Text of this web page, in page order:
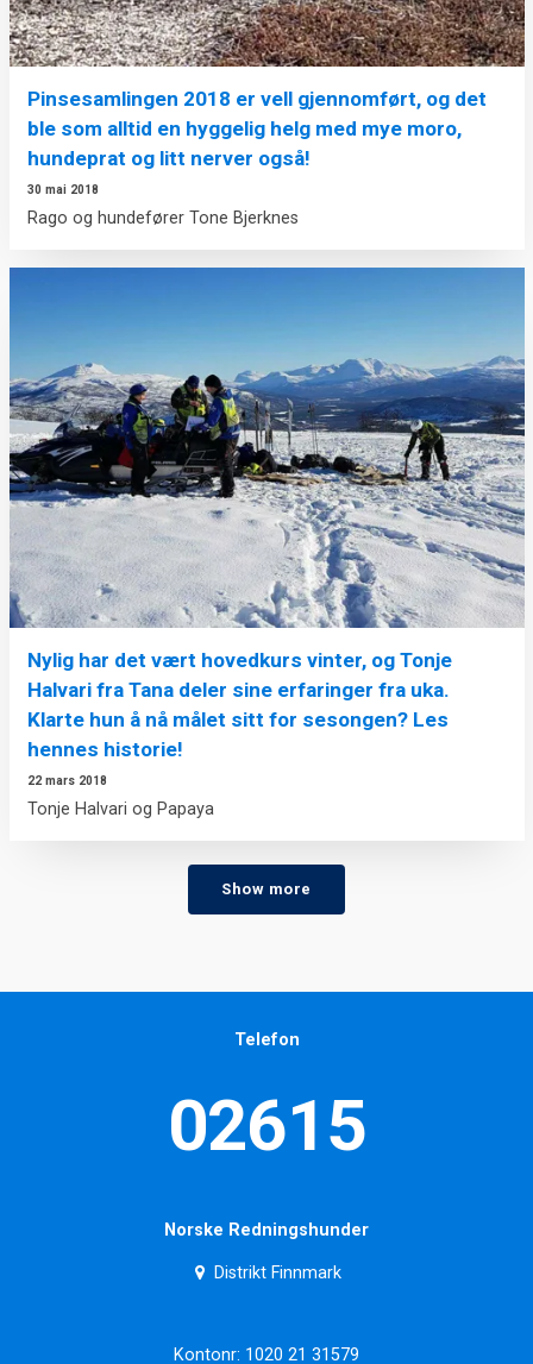
Pinsesamlingen 2018 er vell gjennomført, og det
ble som alltid en hyggelig helg med mye moro,
hundeprat og litt nerver også!
30 mai 2018
Rago og hundefører Tone Bjerknes
Nylig har det vært hovedkurs vinter, og Tonje
Halvari fra Tana deler sine erfaringer fra uka.
Klarte hun å nå målet sitt for sesongen? Les
hennes historie!
22 mars 2018
Tonje Halvari og Papaya
Show more
Telefon
02615
Norske Redningshunder
Distrikt Finnmark
Kontonr: 1020 21 31579